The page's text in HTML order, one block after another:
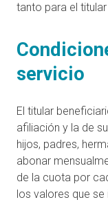
tanto para el
servicio
El titular
afiliación y la de
hijos, padres,
abonar
de la cuota por
los valores que